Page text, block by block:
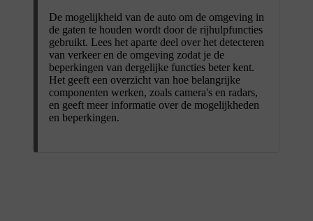
De mogelijkheid van de auto om de omgeving in
de gaten te houden wordt door de rijhulpfuncties
gebruikt. Lees het aparte deel over het detecteren
van verkeer en de omgeving zodat je de
beperkingen van dergelijke functies beter kent.
Het geeft een overzicht van hoe belangrijke
componenten werken, zoals camera's en radars,
en geeft meer informatie over de mogelijkheden
en beperkingen.